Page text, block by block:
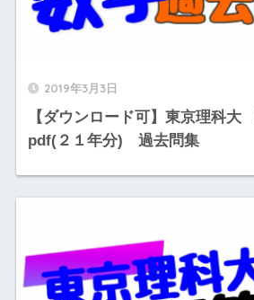
2019年3月3日
【ダウンロード可】東京理科
pdf(２１年分) 過去問集